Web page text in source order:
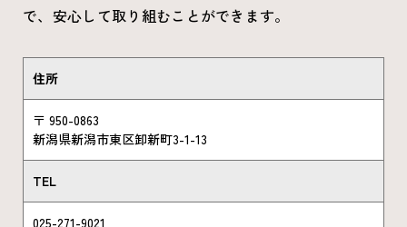
で、安心して取り組むことができます。
住所
〒 950-0863
新潟県新潟市東区卸新町3-1-13
TEL
025-271-9021